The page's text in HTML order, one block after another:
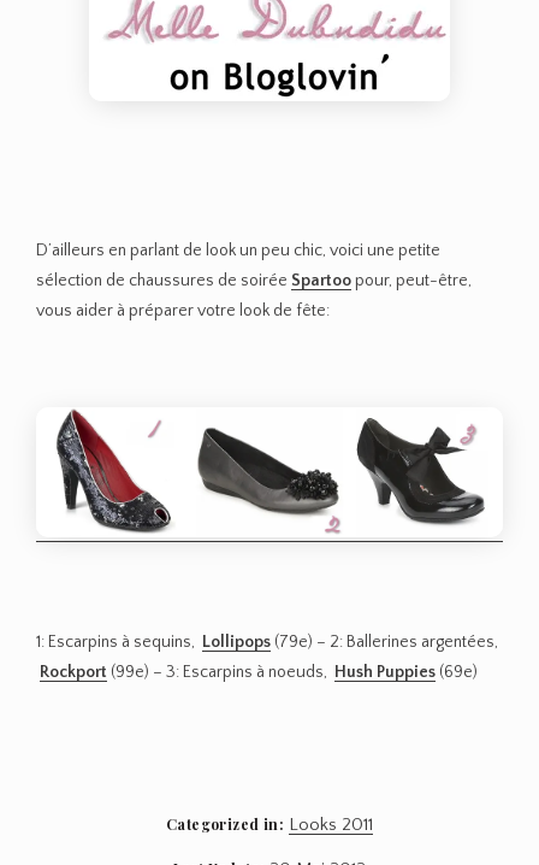
D’ailleurs en parlant de look un peu chic, voici une petite
sélection de chaussures de soirée Spartoo pour, peut-être,
vous aider à préparer votre look de fête:
1: Escarpins à sequins, Lollipops (79e) – 2: Ballerines argentées,
Rockport (99e) – 3: Escarpins à noeuds, Hush Puppies (69e)
Categorized in: Looks 2011